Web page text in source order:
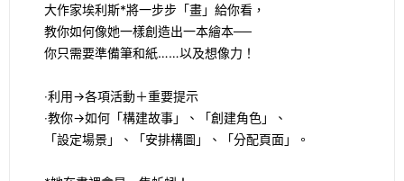
大作家埃利斯*將一步步「畫」給你看，
教你如何像她一樣創造出一本繪本──
你只需要準備筆和紙……以及想像力！
‧利用→各項活動＋重要提示
‧教你→如何「構建故事」、「創建角色」、
「設定場景」、「安排構圖」、「分配頁面」。